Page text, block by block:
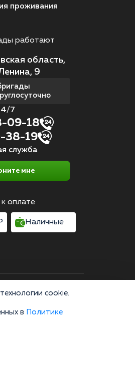
проживания
работают
область,
9
7
09-18
38-19
служба
мне
оплате
Наличные
данных
1с12, подъезд 1
заменяют очную
являются
cookies. 18+»
cookie.
в Политике